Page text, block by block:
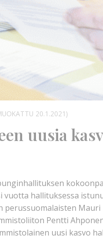
20.1.2021)
uusia
vuotta hallituksessa
perussuomalaisten
Pentti
uusi kasvo